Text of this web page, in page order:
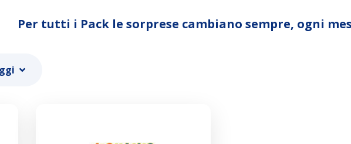
Per tutti i Pack le sorprese cambiano sempre, ogni